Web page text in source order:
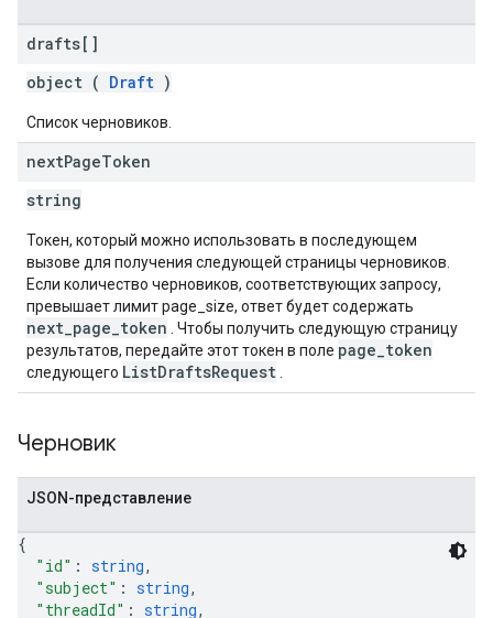
drafts[]
object ( Draft )
Список черновиков.
nextPageToken
string
Токен, который можно использовать в последующем
вызове для получения следующей страницы черновиков.
Если количество черновиков, соответствующих запросу,
превышает лимит page_size, ответ будет содержать
next_page_token . Чтобы получить следующую страницу
результатов, передайте этот токен в поле page_token
следующего ListDraftsRequest
Черновик
JSON-представление
{
"id" : string,
"subject" : string,
"threadId" : string,